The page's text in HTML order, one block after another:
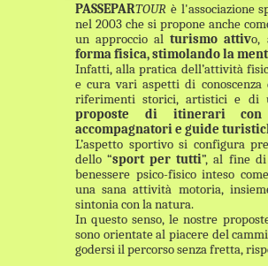
Home In bici
PASSEPARTOUR è l'associazione
nel 2003 che si propone anche
un approccio alturismo attivo,
forma fisica, stimolando la
Infatti, alla pratica dell’attività
e cura vari aspetti di
riferimenti storici, artistici e di
proposte di itinerari
accompagnatori e guide
L’aspetto sportivo si configura
dello “sport per tutti”, al fine
benessere psico-fisico inteso
una sana attività motoria,
sintonia con la natura.
In questo senso, le nostre
sono orientate al piacere del
godersi il percorso senza fretta,